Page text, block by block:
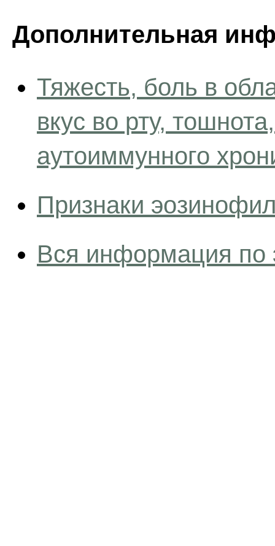
Дополнительная
Тяжесть, боль в
вкус во рту,
аутоиммунного
Признаки
Вся информация по